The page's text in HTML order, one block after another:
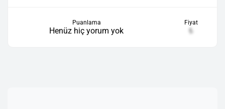
Puanlama
Henüz hiç yorum yok
Fiyat
₺